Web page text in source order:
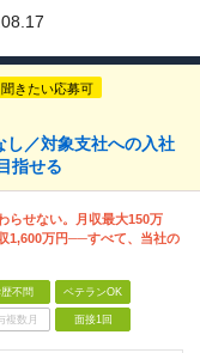
きたい応募可
し／対象支社への入社
指せる
らせない。月収最大150万
1,600万円──すべて、当社の
不問 ベテランOK
複数月 面接1回